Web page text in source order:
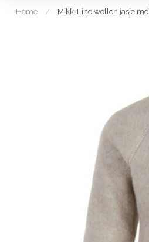
Home / Mikk-Line wollen jasje